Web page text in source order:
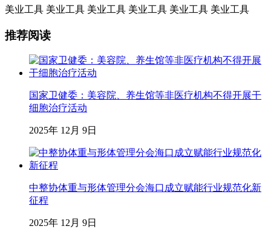
美业工具 美业工具 美业工具 美业工具 美业工具 美业工具
推荐阅读
国家卫健委：美容院、养生馆等非医疗机构不得开展干
细胞治疗活动
2025年 12月 9日
中整协体重与形体管理分会海口成立赋能行业规范化新
征程
2025年 12月 9日